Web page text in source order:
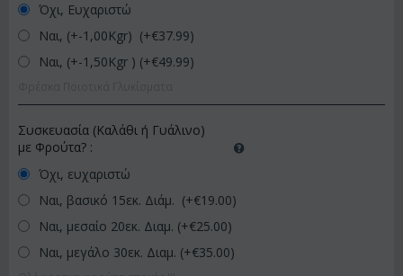
Όχι, Ευχαριστώ
Ναι, (+-1,00Kgr) (+€37.99)
Ναι, (+-1,50Kgr ) (+€49.99)
Συσκευασία (Καλάθι ή Γυάλινο)
με Φρούτα? :
Όχι, ευχαριστώ
Ναι, βασικό 15εκ. Διάμ. (+€19.00)
Ναι, μεσαίο 20εκ. Διαμ. (+€25.00)
Ναι, μεγάλο 30εκ. Διαμ. (+€35.00)